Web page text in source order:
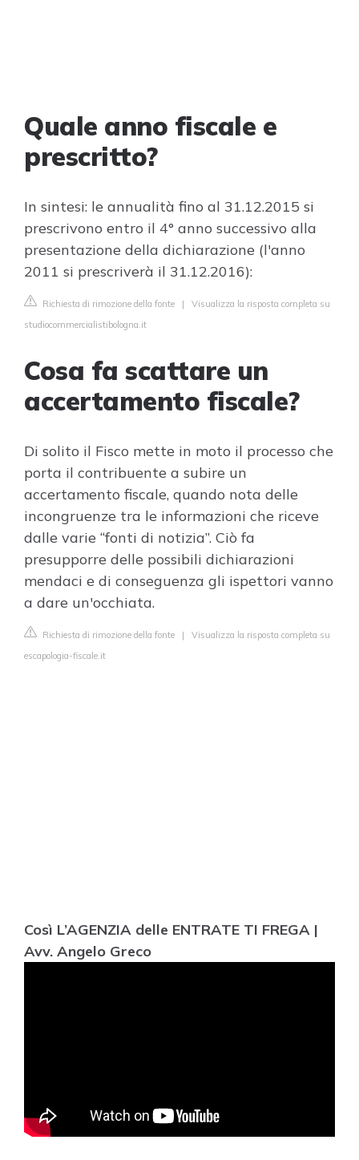
Quale anno fiscale e
prescritto?
In sintesi: le annualità fino al 31.12.2015 si
prescrivono entro il 4° anno successivo alla
presentazione della dichiarazione (l'anno
2011 si prescriverà il 31.12.2016):
Richiesta di rimozione della fonte | Visualizza la risposta completa su
studiocommercialistibologna.it
Cosa fa scattare un
accertamento fiscale?
Di solito il Fisco mette in moto il processo che
porta il contribuente a subire un
accertamento fiscale, quando nota delle
incongruenze tra le informazioni che riceve
dalle varie “fonti di notizia”. Ciò fa
presupporre delle possibili dichiarazioni
mendaci e di conseguenza gli ispettori vanno
a dare un'occhiata.
Richiesta di rimozione della fonte | Visualizza la risposta completa su
escapologia-fiscale.it
Così L’AGENZIA delle ENTRATE TI FREGA |
Avv. Angelo Greco